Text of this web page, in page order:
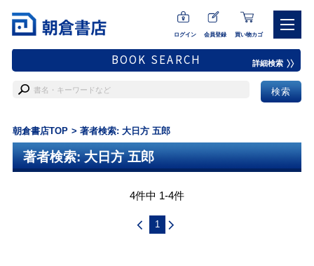
ログイン 会員登録 買い物カゴ
BOOK SEARCH 詳細検索
朝倉書店TOP 著者検索: 大日方 五郎
著者検索: 大日方 五郎
4件中 1-4件
1